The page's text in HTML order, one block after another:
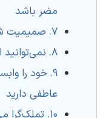
مضر باشد
۷. صمیمیت شما به عزت نفستان بستگی دارد
۸. نمی‌توانید احساساتتان را بروز دهید
۹. خود را
عاطفی دارید